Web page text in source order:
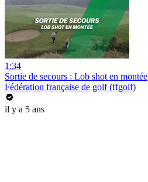
1:34
Sortie de secours : Lob shot en montée
Fédération française de golf (ffgolf)
il y a 5 ans